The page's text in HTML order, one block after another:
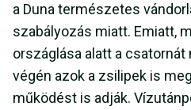
a Duna természetes
szabályozás miatt. Emiatt,
országlása alatt a
végén azok a zsilipek is
működést is adják.